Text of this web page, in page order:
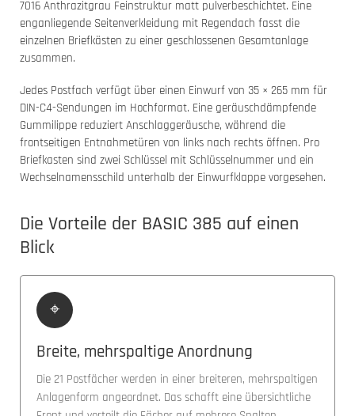
7016 Anthrazitgrau Feinstruktur matt pulverbeschichtet. Eine
enganliegende Seitenverkleidung mit Regendach fasst die
einzelnen Briefkästen zu einer geschlossenen Gesamtanlage
zusammen.
Jedes Postfach verfügt über einen Einwurf von 35 × 265 mm für
DIN-C4-Sendungen im Hochformat. Eine geräuschdämpfende
Gummilippe reduziert Anschlaggeräusche, während die
frontseitigen Entnahmetüren von links nach rechts öffnen. Pro
Briefkasten sind zwei Schlüssel mit Schlüsselnummer und ein
Wechselnamensschild unterhalb der Einwurfklappe vorgesehen.
Die Vorteile der BASIC 385 auf einen
Blick
⌖
Breite, mehrspaltige Anordnung
Die 21 Postfächer werden in einer breiteren, mehrspaltigen
Anlagenform angeordnet. Das schafft eine übersichtliche